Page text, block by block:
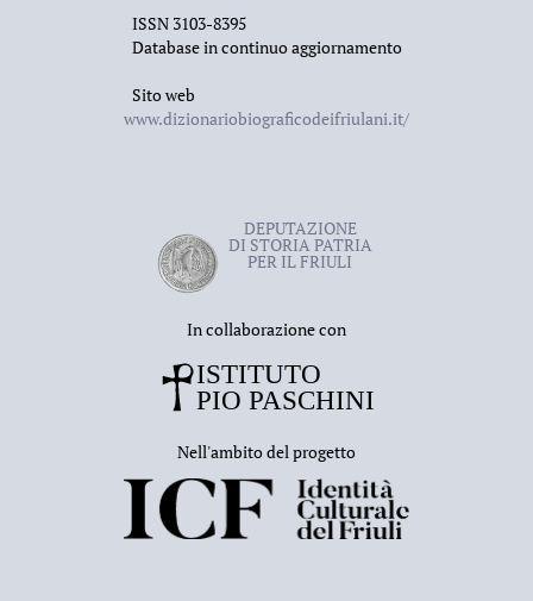
ISSN 3103-8395
Database in continuo aggiornamento
Sito web
www.dizionariobiograficodeifriulani.it/
DEPUTAZIONE
DI STORIA PATRIA
PER IL FRIULI
In collaborazione con
Nell'ambito del progetto